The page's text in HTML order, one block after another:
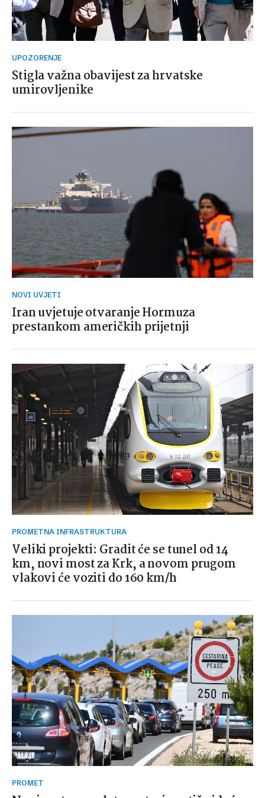
UPOZORENJE
Stigla važna obavijest za hrvatske
umirovljenike
NOVI UVJETI
Iran uvjetuje otvaranje Hormuza
prestankom američkih prijetnji
PROMETNA INFRASTRUKTURA
Veliki projekti: Gradit će se tunel od 14
km, novi most za Krk, a novom prugom
vlakovi će voziti do 160 km/h
PROMET